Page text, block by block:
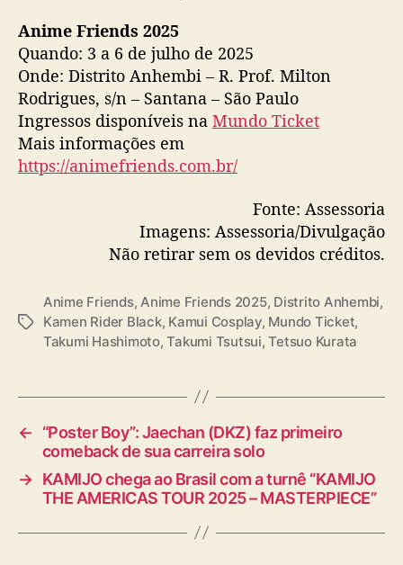
Anime Friends 2025
Quando: 3 a 6 de julho de 2025
Onde: Distrito Anhembi – R. Prof. Milton
Rodrigues, s/n – Santana – São Paulo
Ingressos disponíveis na Mundo Ticket
Mais informações em
https://animefriends.com.br/
Fonte: Assessoria
Imagens: Assessoria/Divulgação
Não retirar sem os devidos créditos.
T
Anime Friends,Anime Friends 2025, Distrito Anhembi,
Kamen Rider Black, Kamui Cosplay, Mundo Ticket,
Takumi Hashimoto,Takumi Tsutsui,Tetsuo Kurata
←
“Poster Boy”: Jaechan (DKZ) faz primeiro
comeback de sua carreira solo
→ KAMIJO chega ao Brasil com a turnê “KAMIJO
THE AMERICAS TOUR 2025 – MASTERPIECE”